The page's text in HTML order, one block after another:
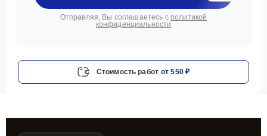
Отправляя, Вы соглашаетесь с политикой
конфиденциальности
Стоимость работ от 550 ₽